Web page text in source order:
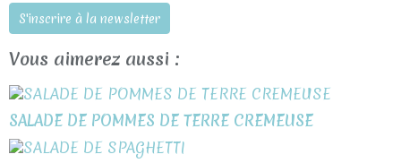
S'inscrire à la newsletter
Vous aimerez aussi :
SALADE DE POMMES DE TERRE CREMEUSE